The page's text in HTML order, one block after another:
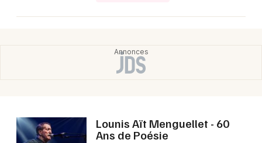
Lounis Aït Menguellet - 60
Ans de Poésie